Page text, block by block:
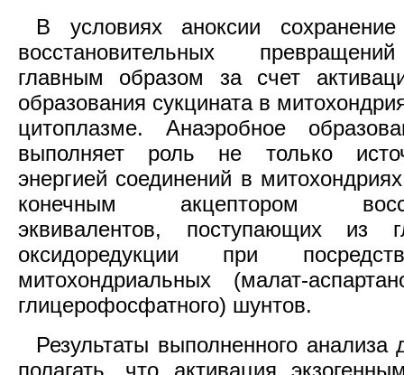
В условиях аноксии сохранение
восстановительных
главным образом за счет
образования сукцината в
цитоплазме. Анаэробное
выполняет роль не только
энергией соединений в
конечным акцептором
эквивалентов, поступающих из
оксидоредукции при
митохондриальных (малат-
глицерофосфатного) шунтов.
Результаты выполненного анализа
полагать, что активация